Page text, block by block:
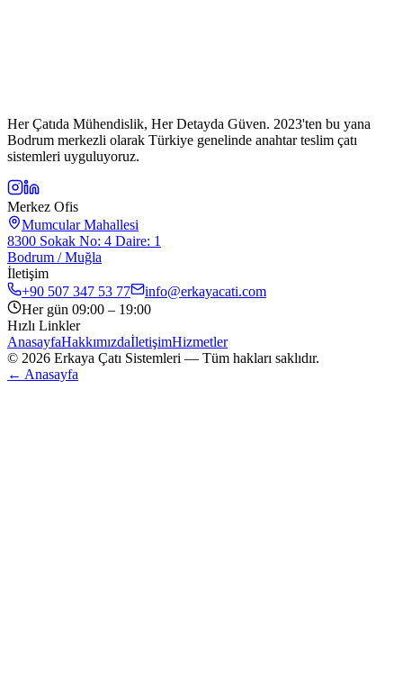
Her Çatıda Mühendislik, Her Detayda Güven. 2023'ten bu yana
Bodrum merkezli olarak Türkiye genelinde anahtar teslim çatı
sistemleri uyguluyoruz.
Merkez Ofis
Mumcular Mahallesi
8300 Sokak No: 4 Daire: 1
Bodrum / Muğla
İletişim
+90 507 347 53 77
info@erkayacati.com
Her gün 09:00 – 19:00
Hızlı Linkler
AnasayfaHakkımızdaİletişimHizmetler
© 2026 Erkaya Çatı Sistemleri — Tüm hakları saklıdır.
← Anasayfa